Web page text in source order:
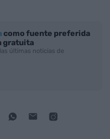
como fuente preferida
gratuita
últimas noticias de